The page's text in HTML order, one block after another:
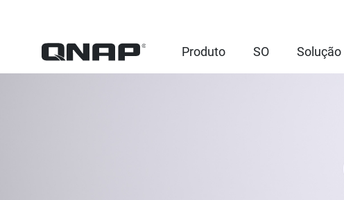
Produto SO Solução